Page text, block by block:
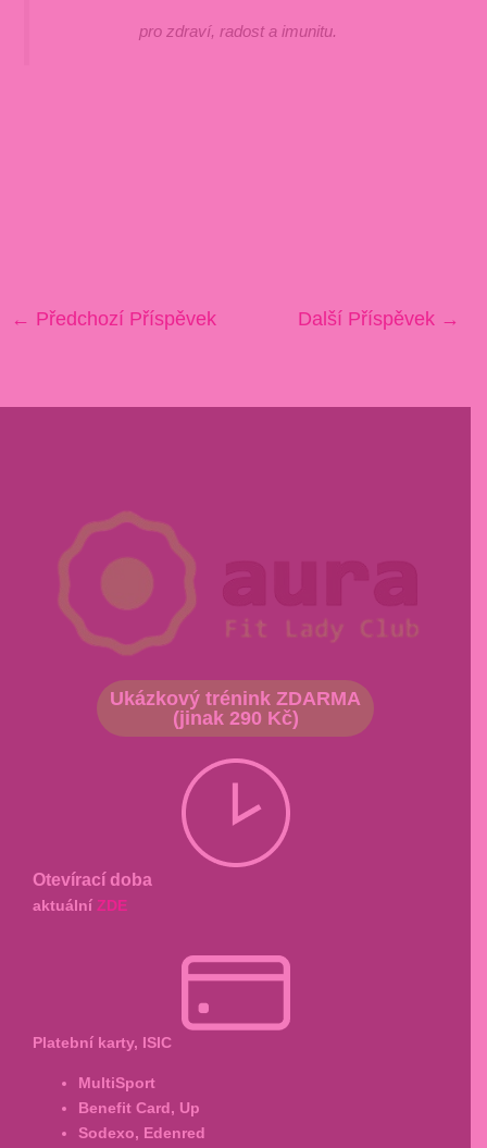
pro zdraví, radost a imunitu.
← Předchozí Příspěvek Další Příspěvek →
Ukázkový trénink ZDARMA
(jinak 290 Kč)
Otevírací doba
aktuální ZDE
Platební karty, ISIC
MultiSport
Benefit Card, Up
Sodexo, Edenred